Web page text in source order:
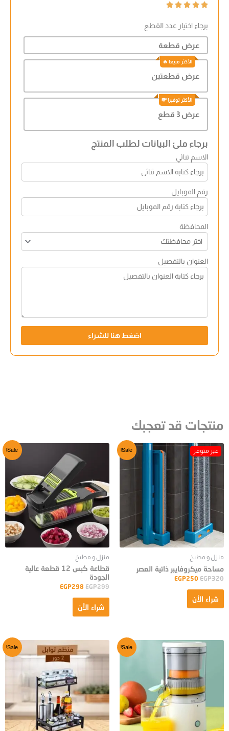





برجاء اختيار عدد القطع
عرض قطعة
عرض قطعتين
عرض 3 قطع
برجاء ملئ البيانات لطلب المنتج
الاسم ثنائي
رقم الموبايل
المحافظة
العنوان بالتفصيل
اضغط هنا للشراء
منتجات قد تعجبك
Sale!
منزل و مطبخ
مساحة ميكروفايبر ذاتية العصر
EGP320
EGP250
شراء الأن
Sale!
منزل و مطبخ
قطاعة كبس 12 قطعة عالية
الجودة
EGP299
EGP298
شراء الأن
Sale!
Sale!